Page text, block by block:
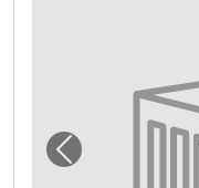
Vorheriges